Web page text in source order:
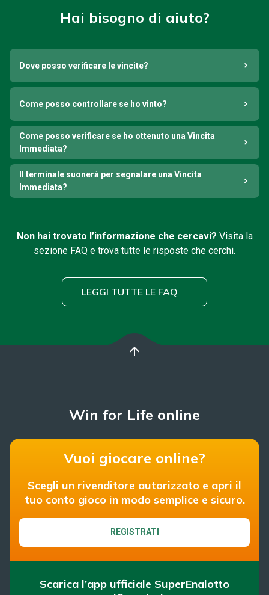
Hai bisogno di aiuto?
Dove posso verificare le vincite?
Come posso controllare se ho vinto?
Come posso verificare se ho ottenuto una Vincita
Immediata?
Il terminale suonerà per segnalare una Vincita
Immediata?
Non hai trovato l’informazione che cercavi? Visita la
sezione FAQ e trova tutte le risposte che cerchi.
LEGGI TUTTE LE FAQ
arrow_upward
Win for Life online
Vuoi giocare online?
Scegli un rivenditore autorizzato e apri il
tuo conto gioco in modo semplice e sicuro.
REGISTRATI
Scarica l’app ufficiale SuperEnalotto